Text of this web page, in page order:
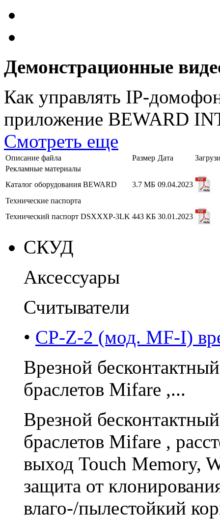
Демонстрационные
Как управлять IP-
приложение BEWARD
Смотреть еще
Описание файла Размер Дата
Рекламные материалы
Каталог оборудования BEWARD
3.7 МБ 09.04.2023
Технические паспорта
Технический паспорт DSXXXP-3LK 443 КБ 30.01.2023
СКУД
Аксессуары
Считыватели
• CP-Z-2 (мод. MF-I)
Врезной
браслетов Mifare ,...
Врезной
браслетов Mifare ,
выход Touch Memory,
защита от
влаго-/пылестойкий